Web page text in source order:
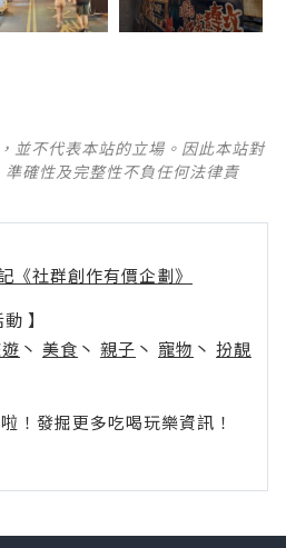
並不代表本站的立場。因此本站對
確性及完整性不負任何法律責
《社群創作有價企劃》
】
丶 美食 丶 親子 丶 寵物 丶 扮靚
發掘更多吃喝玩樂資訊！